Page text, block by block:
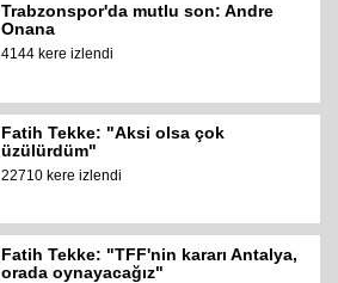
Trabzonspor'da mutlu son: Andre
Onana
4144 kere izlendi
Fatih Tekke: "Aksi olsa çok
üzülürdüm"
22710 kere izlendi
Fatih Tekke: "TFF'nin kararı Antalya,
orada oynayacağız"